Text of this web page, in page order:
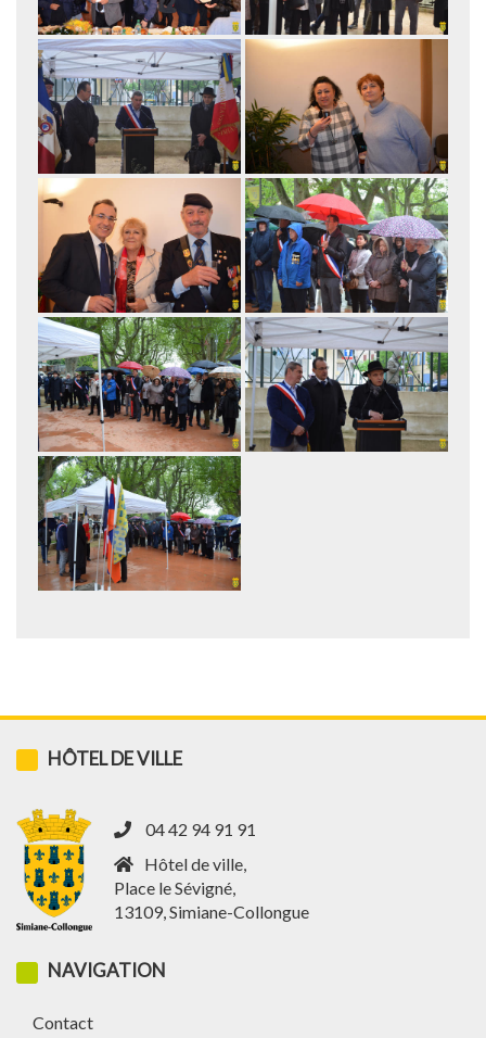
HÔTEL DE VILLE
04 42 94 91 91
Hôtel de ville,
Place le Sévigné,
13109, Simiane-Collongue
NAVIGATION
Contact